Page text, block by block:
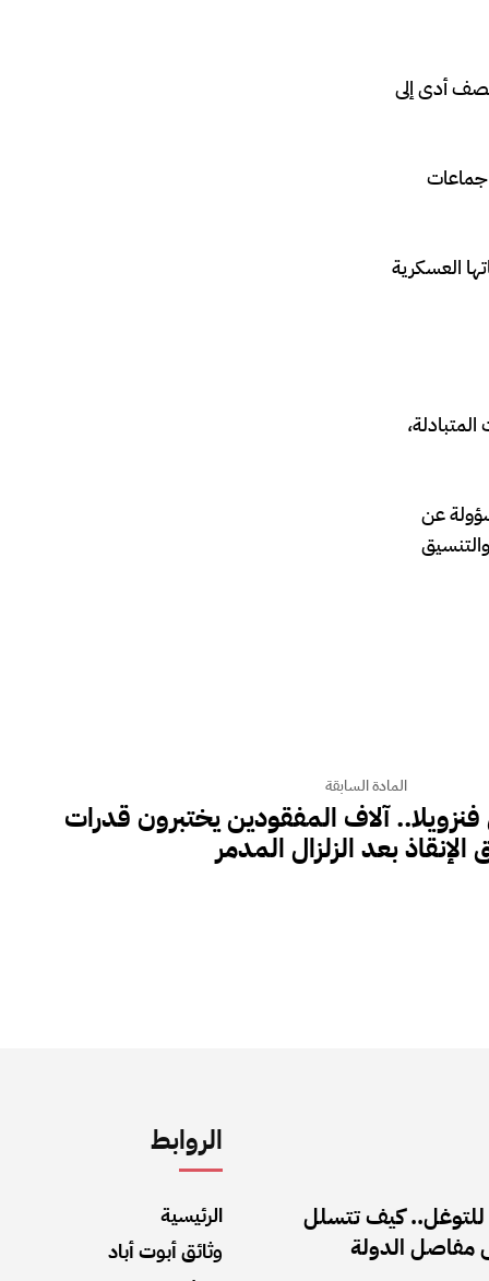
أدى إلى
جماعات
العسكرية
عن
المادة السابقة
آلاف المفقودين يختبرون قدرات
الإنقاذ بعد الزلزال المدمر
الروابط
الرئيسية
وثائق أبوت أباد
للتوغل.. كيف تتسلل
مفاصل الدولة